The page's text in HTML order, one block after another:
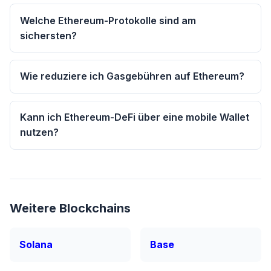
Welche Ethereum-Protokolle sind am
sichersten?
Wie reduziere ich Gasgebühren auf Ethereum?
Kann ich Ethereum-DeFi über eine mobile Wallet
nutzen?
Weitere Blockchains
Solana Base